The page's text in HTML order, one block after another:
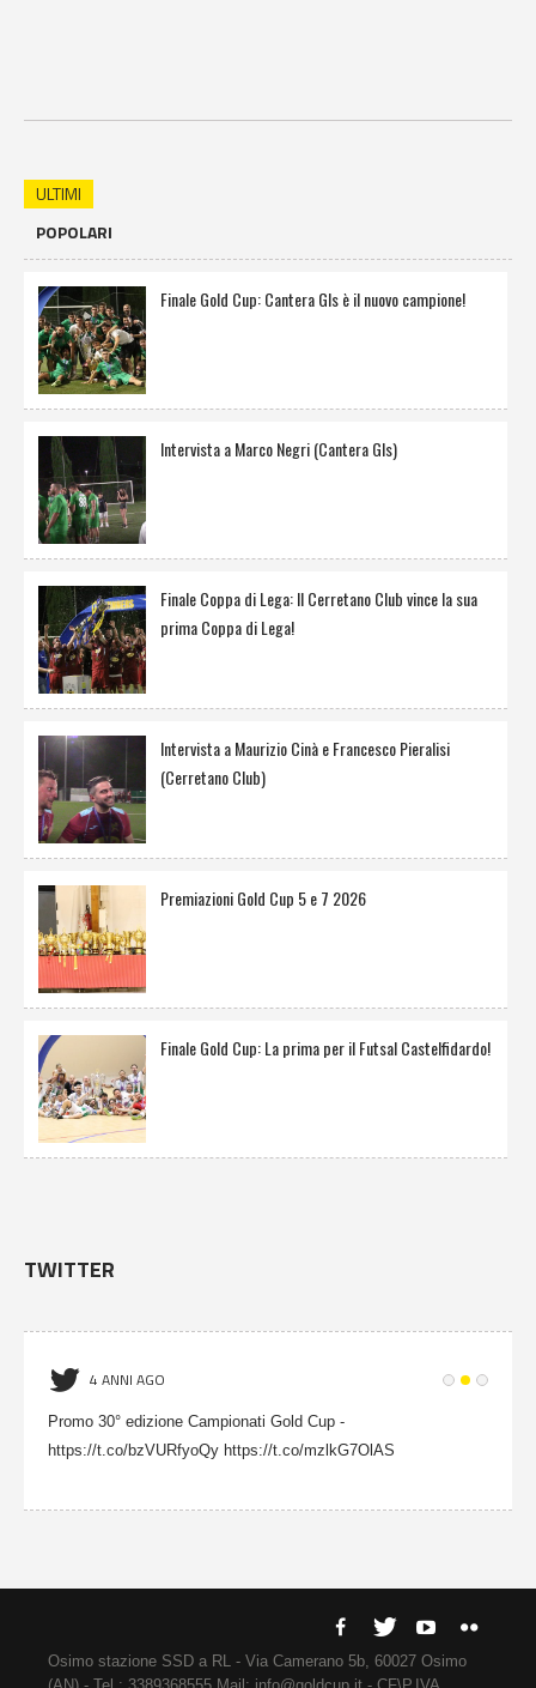
ULTIMI
POPOLARI
Finale Gold Cup: Cantera Gls è il nuovo campione!
Intervista a Marco Negri (Cantera Gls)
Finale Coppa di Lega: Il Cerretano Club vince la sua
prima Coppa di Lega!
Intervista a Maurizio Cinà e Francesco Pieralisi
(Cerretano Club)
Premiazioni Gold Cup 5 e 7 2026
Finale Gold Cup: La prima per il Futsal Castelfidardo!
TWITTER
4 ANNI AGO
Promo 30° edizione Campionati Gold Cup -
https://t.co/bzVURfyoQy https://t.co/mzlkG7OlAS
Osimo stazione SSD a RL - Via Camerano 5b, 60027 Osimo